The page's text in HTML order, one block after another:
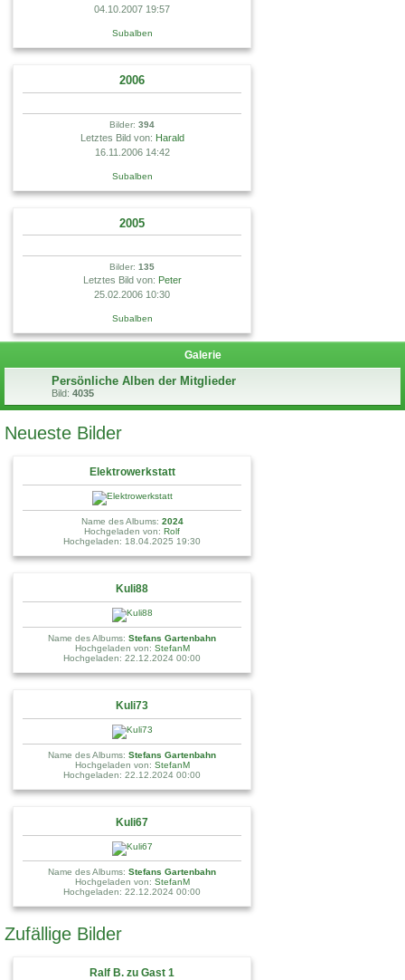
04.10.2007 19:57
Subalben
2006
Bilder: 394
Letztes Bild von: Harald
16.11.2006 14:42
Subalben
2005
Bilder: 135
Letztes Bild von: Peter
25.02.2006 10:30
Subalben
Galerie
Persönliche Alben der Mitglieder
Bild: 4035
Neueste Bilder
Elektrowerkstatt
Name des Albums: 2024
Hochgeladen von: Rolf
Hochgeladen: 18.04.2025 19:30
Kuli88
Name des Albums: Stefans Gartenbahn
Hochgeladen von: StefanM
Hochgeladen: 22.12.2024 00:00
Kuli73
Name des Albums: Stefans Gartenbahn
Hochgeladen von: StefanM
Hochgeladen: 22.12.2024 00:00
Kuli67
Name des Albums: Stefans Gartenbahn
Hochgeladen von: StefanM
Hochgeladen: 22.12.2024 00:00
Zufällige Bilder
Ralf B. zu Gast 1